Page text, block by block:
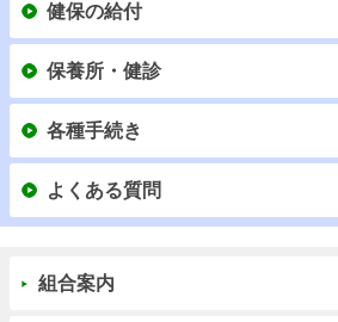
健保の給付
保養所・健診
各種手続き
よくある質問
組合案内